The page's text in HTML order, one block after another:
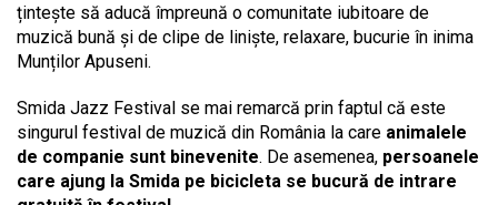
țintește să aducă împreună o comunitate iubitoare de
muzică bună și de clipe de liniște, relaxare, bucurie în inima
Munților Apuseni.
Smida Jazz Festival se mai remarcă prin faptul că este
singurul festival de muzică din România la care animalele
de companie sunt binevenite. De asemenea, persoanele
care ajung la Smida pe bicicleta se bucură de intrare